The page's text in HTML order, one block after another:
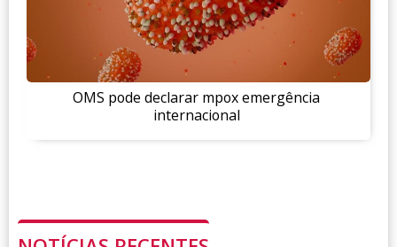
OMS pode declarar mpox emergência
internacional